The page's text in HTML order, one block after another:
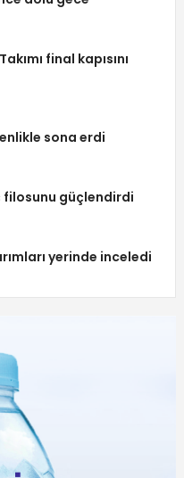
final kapısını
sona erdi
filosunu güçlendirdi
yerinde inceledi